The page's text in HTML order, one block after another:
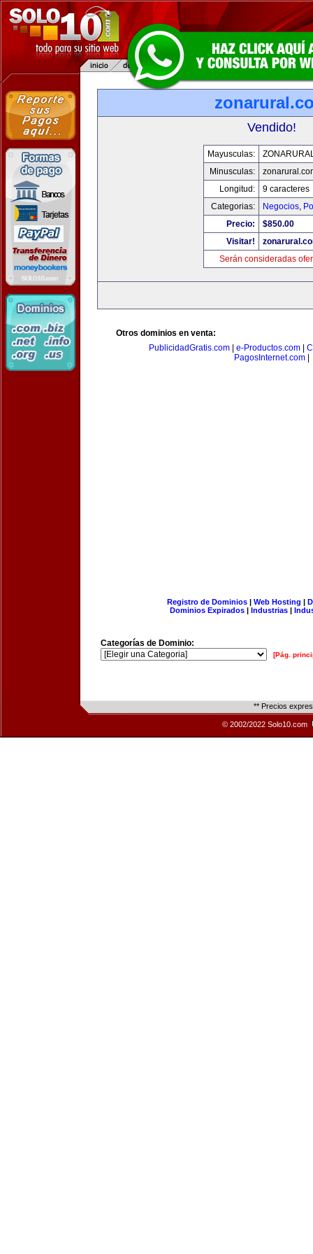
Vendido!
Mayusculas:
Minusculas:
Longitud:
9 caracteres
Categorias:
Negocios,
Precio:
$850.00
Visitar!
Serán consideradas
Otros dominios en venta:
PublicidadGratis.com
e-Productos.com
PagosInternet.com
Registro de Dominios| Web Hosting |
Dominios Expirados | Industrias |
Categorías de Dominio:
[Pág.
** Precios
© 2002/2022 Solo10.com